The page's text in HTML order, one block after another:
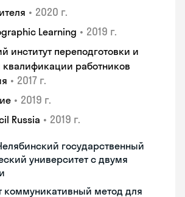
• 2020 г.
Learning • 2019 г.
институт переподготовки и
работников
• 2017 г.
• 2019 г.
Russia • 2019 г.
государственный
университет с двумя
коммуникативный метод для